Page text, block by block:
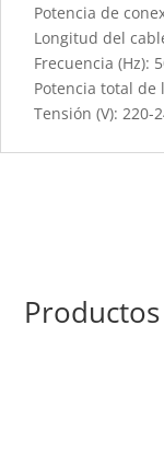
Potencia de
Longitud del
Frecuencia (Hz):
Potencia total de
Tensión (V): 220-